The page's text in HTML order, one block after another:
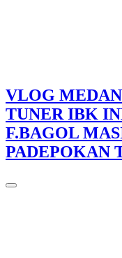
VLOG
TUNER IBK
F.BAGOL
PADEPOKAN